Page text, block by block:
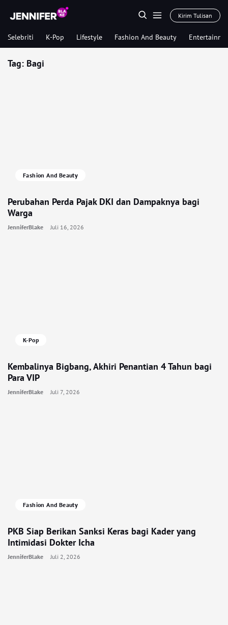
Kirim Tulisan
Selebriti K-Pop Lifestyle Fashion And Beauty
Tag: Bagi
Fashion And Beauty
Perubahan Perda Pajak DKI dan Dampaknya bagi
Warga
JenniferBlake Juli 16, 2026
K-Pop
Kembalinya Bigbang, Akhiri Penantian 4 Tahun bagi
Para VIP
JenniferBlake Juli 7, 2026
Fashion And Beauty
PKB Siap Berikan Sanksi Keras bagi Kader yang
Intimidasi Dokter Icha
JenniferBlake Juli 2, 2026